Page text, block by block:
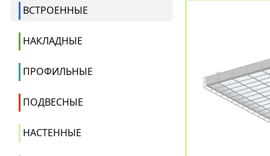
ВСТРОЕННЫЕ
НАКЛАДНЫЕ
ПРОФИЛЬНЫЕ
ПОДВЕСНЫЕ
НАСТЕННЫЕ